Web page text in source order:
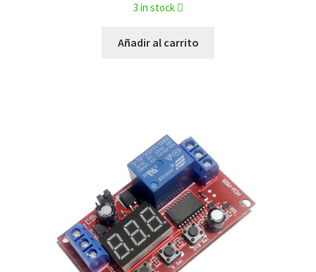
3 in stock
Añadir al carrito